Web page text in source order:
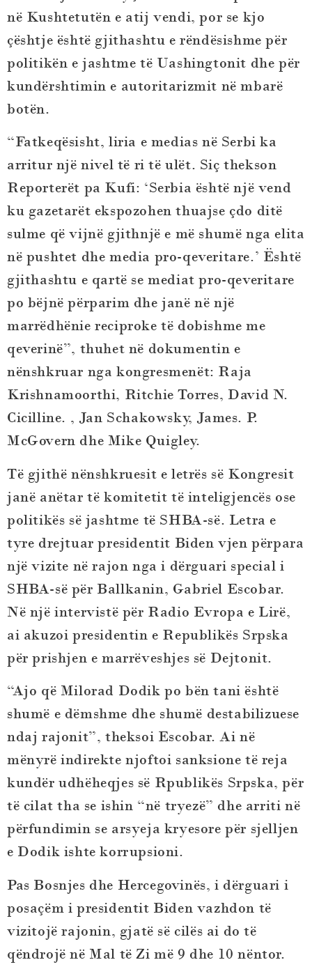
në Kushtetutën e atij vendi, por se kjo
çështje është gjithashtu e rëndësishme për
politikën e jashtme të Uashingtonit dhe për
kundërshtimin e autoritarizmit në mbarë
botën.
“Fatkeqësisht, liria e medias në Serbi ka
arritur një nivel të ri të ulët. Siç thekson
Reporterët pa Kufi: ‘Serbia është një vend
ku gazetarët ekspozohen thuajse çdo ditë
sulme që vijnë gjithnjë e më shumë nga elita
në pushtet dhe media pro-qeveritare.’ Është
gjithashtu e qartë se mediat pro-qeveritare
po bëjnë përparim dhe janë në një
marrëdhënie reciproke të dobishme me
qeverinë”, thuhet në dokumentin e
nënshkruar nga kongresmenët: Raja
Krishnamoorthi, Ritchie Torres, David N.
Cicilline. , Jan Schakowsky, James. P.
McGovern dhe Mike Quigley.
Të gjithë nënshkruesit e letrës së Kongresit
janë anëtar të komitetit të inteligjencës ose
politikës së jashtme të SHBA-së. Letra e
tyre drejtuar presidentit Biden vjen përpara
një vizite në rajon nga i dërguari special i
SHBA-së për Ballkanin, Gabriel Escobar.
Në një intervistë për Radio Evropa e Lirë,
ai akuzoi presidentin e Republikës Srpska
për prishjen e marrëveshjes së Dejtonit.
“Ajo që Milorad Dodik po bën tani është
shumë e dëmshme dhe shumë destabilizuese
ndaj rajonit”, theksoi Escobar. Ai në
mënyrë indirekte njoftoi sanksione të reja
kundër udhëheqjes së Rpublikës Srpska, për
të cilat tha se ishin “në tryezë” dhe arriti në
përfundimin se arsyeja kryesore për sjelljen
e Dodik ishte korrupsioni.
Pas Bosnjes dhe Hercegovinës, i dërguari i
posaçëm i presidentit Biden vazhdon të
vizitojë rajonin, gjatë së cilës ai do të
qëndrojë në Mal të Zi më 9 dhe 10 nëntor.